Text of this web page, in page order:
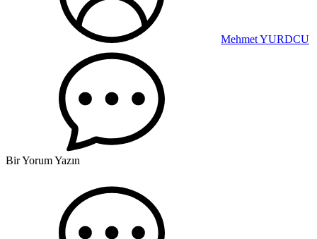
Mehmet YURDCU
Bir Yorum Yazın